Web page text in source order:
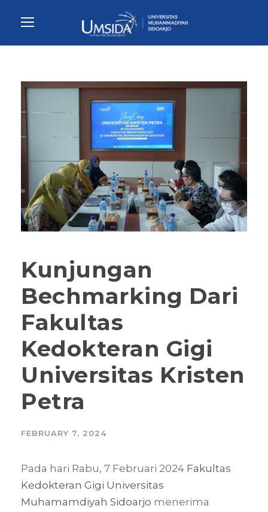
Kunjungan
Bechmarking Dari
Fakultas
Kedokteran Gigi
Universitas Kristen
Petra
FEBRUARY 7, 2024
Pada hari Rabu, 7 Februari 2024 Fakultas
Kedokteran Gigi Universitas
Muhamamdiyah Sidoarjo menerima